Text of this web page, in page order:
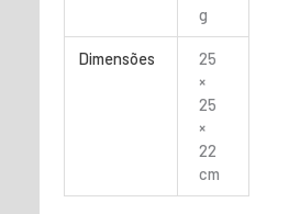
g
Dimensões
25
×
25
×
22
cm